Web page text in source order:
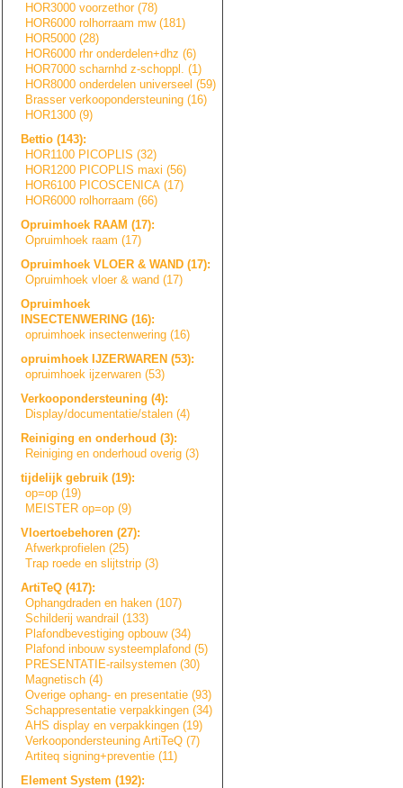
HOR3000 voorzethor (78)
HOR6000 rolhorraam mw (181)
HOR5000 (28)
HOR6000 rhr onderdelen+dhz (6)
HOR7000 scharnhd z-schoppl. (1)
HOR8000 onderdelen universeel (59)
Brasser verkoopondersteuning (16)
HOR1300 (9)
Bettio (143):
HOR1100 PICOPLIS (32)
HOR1200 PICOPLIS maxi (56)
HOR6100 PICOSCENICA (17)
HOR6000 rolhorraam (66)
Opruimhoek RAAM (17):
Opruimhoek raam (17)
Opruimhoek VLOER & WAND (17):
Opruimhoek vloer & wand (17)
Opruimhoek
INSECTENWERING (16):
opruimhoek insectenwering (16)
opruimhoek IJZERWAREN (53):
opruimhoek ijzerwaren (53)
Verkoopondersteuning (4):
Display/documentatie/stalen (4)
Reiniging en onderhoud (3):
Reiniging en onderhoud overig (3)
tijdelijk gebruik (19):
op=op (19)
MEISTER op=op (9)
Vloertoebehoren (27):
Afwerkprofielen (25)
Trap roede en slijtstrip (3)
ArtiTeQ (417):
Ophangdraden en haken (107)
Schilderij wandrail (133)
Plafondbevestiging opbouw (34)
Plafond inbouw systeemplafond (5)
PRESENTATIE-rail systemen (30)
Magnetisch (4)
Overige ophang- en presentatie (93)
Schappresentatie verpakkingen (34)
AHS display en verpakkingen (19)
Verkoopondersteuning ArtiTeQ (7)
Artiteq signing+preventie (11)
Element System (192):